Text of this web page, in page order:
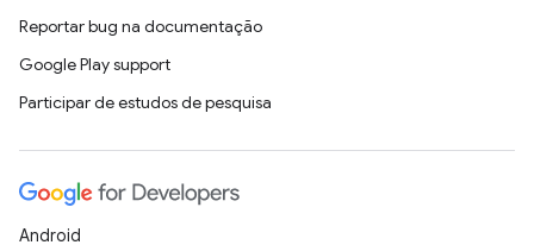
Reportar bug na documentação
Google Play support
Participar de estudos de pesquisa
Android